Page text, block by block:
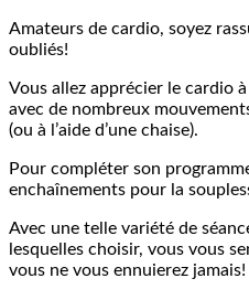
Amateurs de cardio, soyez
oubliés!
Vous allez apprécier le cardio
avec de nombreux
(ou à l’aide d’une chaise).
Pour compléter son
enchaînements pour la
Avec une telle variété de
lesquelles choisir, vous vous
vous ne vous ennuierez jamais!